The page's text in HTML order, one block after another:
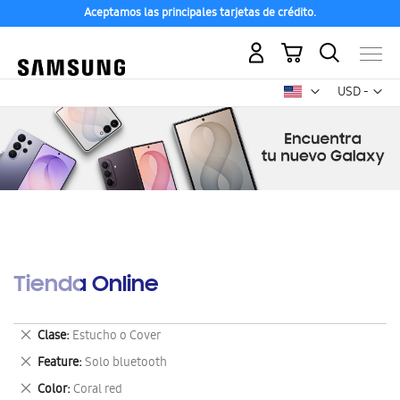
Aceptamos las principales tarjetas de crédito.
USD -
dólar
Mi carrito
Tienda Online
Clase Estucho o Cover
Eliminar
este
artículo
Feature Solo bluetooth
Eliminar
este
Color Coral red
Eliminar